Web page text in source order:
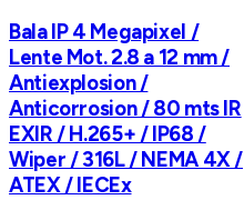
Bala IP 4 Megapixel /
Lente Mot. 2.8 a 12 mm /
Antiexplosion /
Anticorrosion / 80 mts IR
EXIR / H.265+ / IP68 /
Wiper / 316L / NEMA 4X /
ATEX / IECEx